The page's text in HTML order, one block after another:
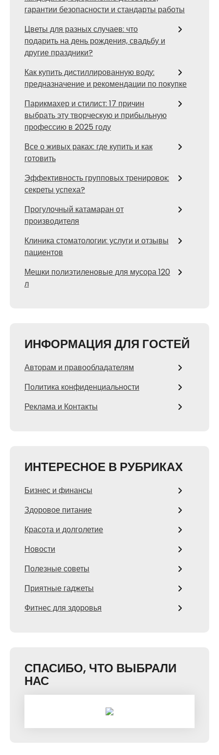
гарантии безопасности и стандарты работы
Цветы для разных случаев: что
подарить на день рождения, свадьбу и
другие праздники?
Как купить дистиллированную воду:
предназначение и рекомендации по покупке
Парикмахер и стилист: 17 причин
выбрать эту творческую и прибыльную
профессию в 2025 году
Все о живых раках: где купить и как
готовить
Эффективность групповых тренировок:
секреты успеха?
Прогулочный катамаран от
производителя
Клиника стоматологии: услуги и отзывы
пациентов
Мешки полиэтиленовые для мусора 120
л
ИНФОРМАЦИЯ ДЛЯ ГОСТЕЙ
Авторам и правообладателям
Политика конфиденциальности
Реклама и Контакты
ИНТЕРЕСНОЕ В РУБРИКАХ
Бизнес и финансы
Здоровое питание
Красота и долголетие
Новости
Полезные советы
Приятные гаджеты
Фитнес для здоровья
СПАСИБО, ЧТО ВЫБРАЛИ
НАС